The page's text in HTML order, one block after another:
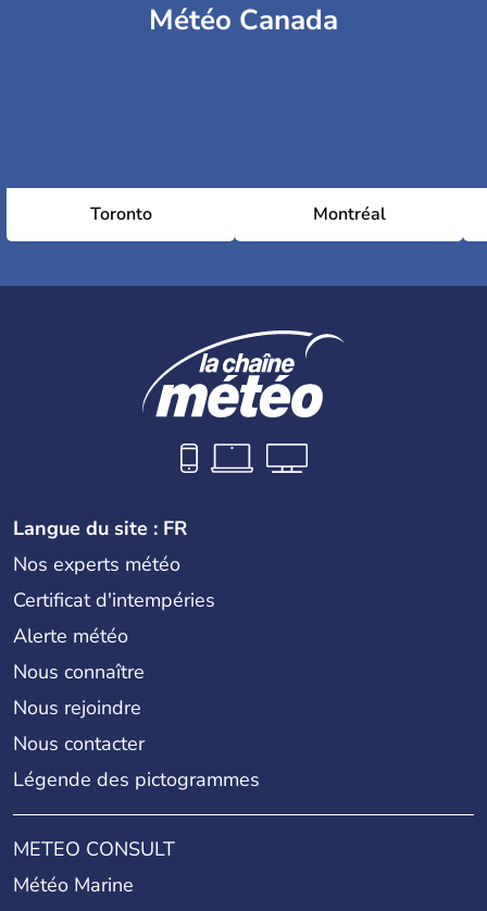
Météo Canada
Toronto Montréal
Langue du site : FR
Nos experts météo
Certificat d'intempéries
Alerte météo
Nous connaître
Nous rejoindre
Nous contacter
Légende des pictogrammes
METEO CONSULT
Météo Marine